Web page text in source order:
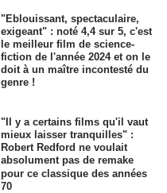
"Eblouissant, spectaculaire,
exigeant" : noté 4,4 sur 5, c'est
le meilleur film de science-
fiction de l'année 2024 et on le
doit à un maître incontesté du
genre !
"Il y a certains films qu'il vaut
mieux laisser tranquilles" :
Robert Redford ne voulait
absolument pas de remake
pour ce classique des années
70